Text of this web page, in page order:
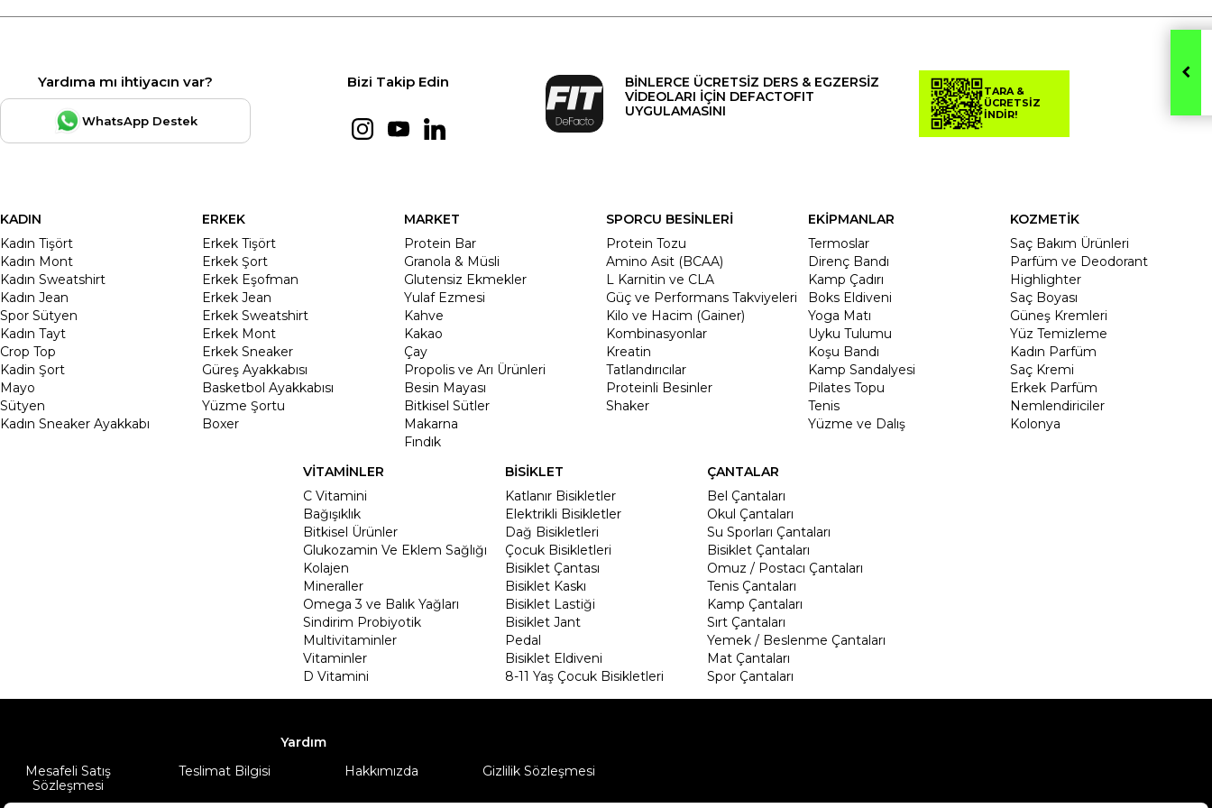
Yardıma mı ihtiyacın var?
WhatsApp Destek
Bizi Takip Edin
BİNLERCE ÜCRETSİZ DERS & EGZERSİZ
VİDEOLARI İÇİN DEFACTOFIT
UYGULAMASINI
TARA &
ÜCRETSİZ
İNDİR!
KADIN
Kadın Tişört
Kadın Mont
Kadın Sweatshirt
Kadın Jean
Spor Sütyen
Kadın Tayt
Crop Top
Kadin Şort
Mayo
Sütyen
Kadın Sneaker Ayakkabı
ERKEK
Erkek Tişört
Erkek Şort
Erkek Eşofman
Erkek Jean
Erkek Sweatshirt
Erkek Mont
Erkek Sneaker
Güreş Ayakkabısı
Basketbol Ayakkabısı
Yüzme Şortu
Boxer
MARKET
Protein Bar
Granola & Müsli
Glutensiz Ekmekler
Yulaf Ezmesi
Kahve
Kakao
Çay
Propolis ve Arı Ürünleri
Besin Mayası
Bitkisel Sütler
Makarna
Fındık
SPORCU BESİNLERİ
Protein Tozu
Amino Asit (BCAA)
L Karnitin ve CLA
Güç ve Performans Takviyeleri
Kilo ve Hacim (Gainer)
Kombinasyonlar
Kreatin
Tatlandırıcılar
Proteinli Besinler
Shaker
EKİPMANLAR
Termoslar
Direnç Bandı
Kamp Çadırı
Boks Eldiveni
Yoga Matı
Uyku Tulumu
Koşu Bandı
Kamp Sandalyesi
Pilates Topu
Tenis
Yüzme ve Dalış
KOZMETİK
Saç Bakım Ürünleri
Parfüm ve Deodorant
Highlighter
Saç Boyası
Güneş Kremleri
Yüz Temizleme
Kadın Parfüm
Saç Kremi
Erkek Parfüm
Nemlendiriciler
Kolonya
VİTAMİNLER
C Vitamini
Bağışıklık
Bitkisel Ürünler
Glukozamin Ve Eklem Sağlığı
Kolajen
Mineraller
Omega 3 ve Balık Yağları
Sindirim Probiyotik
Multivitaminler
Vitaminler
D Vitamini
BİSİKLET
Katlanır Bisikletler
Elektrikli Bisikletler
Dağ Bisikletleri
Çocuk Bisikletleri
Bisiklet Çantası
Bisiklet Kaskı
Bisiklet Lastiği
Bisiklet Jant
Pedal
Bisiklet Eldiveni
8-11 Yaş Çocuk Bisikletleri
ÇANTALAR
Bel Çantaları
Okul Çantaları
Su Sporları Çantaları
Bisiklet Çantaları
Omuz / Postacı Çantaları
Tenis Çantaları
Kamp Çantaları
Sırt Çantaları
Yemek / Beslenme Çantaları
Mat Çantaları
Spor Çantaları
Yardım
Mesafeli Satış
Sözleşmesi
Teslimat Bilgisi Hakkımızda Gizlilik Sözleşmesi